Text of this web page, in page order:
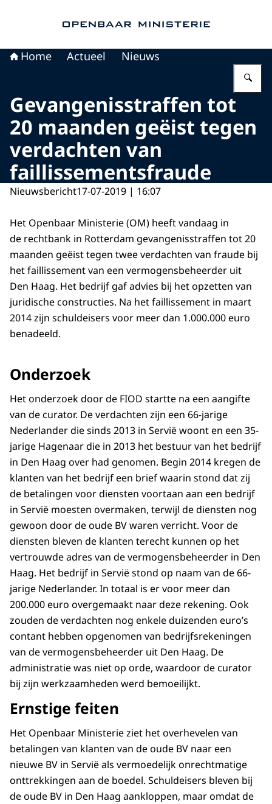
Home Actueel Nieuws
Gevangenisstraffen tot
20 maanden geëist tegen
verdachten van
faillissementsfraude
Nieuwsbericht17-07-2019 | 16:07
Het Openbaar Ministerie (OM) heeft vandaag in
de rechtbank in Rotterdam gevangenisstraffen tot 20
maanden geëist tegen twee verdachten van fraude bij
het faillissement van een vermogensbeheerder uit
Den Haag. Het bedrijf gaf advies bij het opzetten van
juridische constructies. Na het faillissement in maart
2014 zijn schuldeisers voor meer dan 1.000.000 euro
benadeeld.
Onderzoek
Het onderzoek door de FIOD startte na een aangifte
van de curator. De verdachten zijn een 66-jarige
Nederlander die sinds 2013 in Servië woont en een 35-
jarige Hagenaar die in 2013 het bestuur van het bedrijf
in Den Haag over had genomen. Begin 2014 kregen de
klanten van het bedrijf een brief waarin stond dat zij
de betalingen voor diensten voortaan aan een bedrijf
in Servië moesten overmaken, terwijl de diensten nog
gewoon door de oude BV waren verricht. Voor de
diensten bleven de klanten terecht kunnen op het
vertrouwde adres van de vermogensbeheerder in Den
Haag. Het bedrijf in Servië stond op naam van de 66-
jarige Nederlander. In totaal is er voor meer dan
200.000 euro overgemaakt naar deze rekening. Ook
zouden de verdachten nog enkele duizenden euro’s
contant hebben opgenomen van bedrijfsrekeningen
van de vermogensbeheerder uit Den Haag. De
administratie was niet op orde, waardoor de curator
bij zijn werkzaamheden werd bemoeilijkt.
Ernstige feiten
Het Openbaar Ministerie ziet het overhevelen van
betalingen van klanten van de oude BV naar een
nieuwe BV in Servië als vermoedelijk onrechtmatige
onttrekkingen aan de boedel. Schuldeisers bleven bij
de oude BV in Den Haag aankloppen, maar omdat de